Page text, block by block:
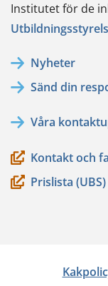
Institutet för de
Nyheter
Sänd din
Våra
Kontakt och
Prislista (UBS)